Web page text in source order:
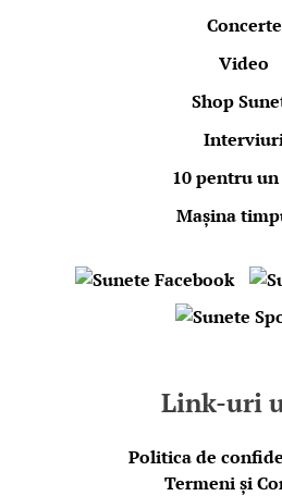
Concerte
Video
Shop
10 pentru
Mașina
Link-uri
Politica de
Termeni și